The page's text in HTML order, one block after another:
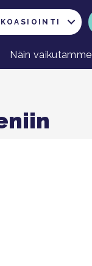
Näin vaikutamme